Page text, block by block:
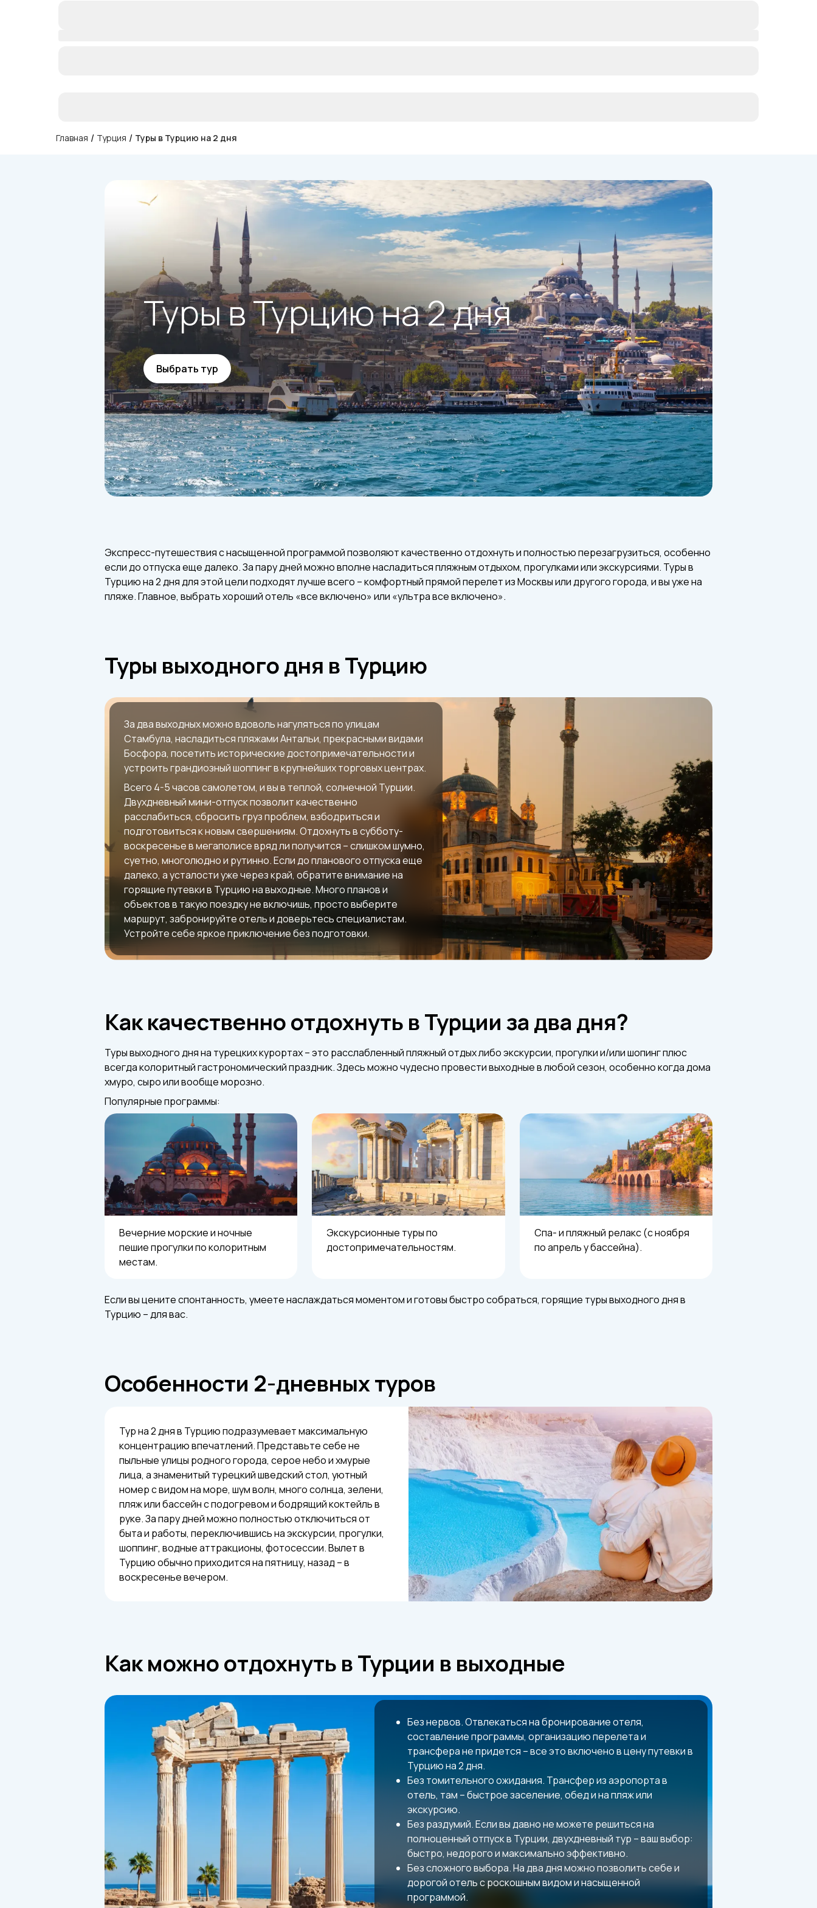
Главная / Турция / Туры в Турцию на 2 дня
Туры в Турцию на 2 дня
Выбрать тур
Экспресс-путешествия с насыщенной программой позволяют качественно отдохнуть и полностью перезагрузиться, особенно
если до отпуска еще далеко. За пару дней можно вполне насладиться пляжным отдыхом, прогулками или экскурсиями. Туры в
Турцию на 2 дня для этой цели подходят лучше всего – комфортный прямой перелет из Москвы или другого города, и вы уже на
пляже. Главное, выбрать хороший отель «все включено» или «ультра все включено».
Туры выходного дня в Турцию
За два выходных можно вдоволь нагуляться по улицам
Стамбула, насладиться пляжами Антальи, прекрасными видами
Босфора, посетить исторические достопримечательности и
устроить грандиозный шоппинг в крупнейших торговых центрах.
Всего 4-5 часов самолетом, и вы в теплой, солнечной Турции.
Двухдневный мини-отпуск позволит качественно
расслабиться, сбросить груз проблем, взбодриться и
подготовиться к новым свершениям. Отдохнуть в субботу-
воскресенье в мегаполисе вряд ли получится – слишком шумно,
суетно, многолюдно и рутинно. Если до планового отпуска еще
далеко, а усталости уже через край, обратите внимание на
горящие путевки в Турцию на выходные. Много планов и
объектов в такую поездку не включишь, просто выберите
маршрут, забронируйте отель и доверьтесь специалистам.
Устройте себе яркое приключение без подготовки.
Как качественно отдохнуть в Турции за два дня?
Туры выходного дня на турецких курортах – это расслабленный пляжный отдых либо экскурсии, прогулки и/или шопинг плюс
всегда колоритный гастрономический праздник. Здесь можно чудесно провести выходные в любой сезон, особенно когда дома
хмуро, сыро или вообще морозно.
Популярные программы:
Вечерние морские и ночные
пешие прогулки по колоритным
местам.
Экскурсионные туры по
достопримечательностям.
Спа- и пляжный релакс (с ноября
по апрель у бассейна).
Если вы цените спонтанность, умеете наслаждаться моментом и готовы быстро собраться, горящие туры выходного дня в
Турцию – для вас.
Особенности 2-дневных туров
Тур на 2 дня в Турцию подразумевает максимальную
концентрацию впечатлений. Представьте себе не
пыльные улицы родного города, серое небо и хмурые
лица, а знаменитый турецкий шведский стол, уютный
номер с видом на море, шум волн, много солнца, зелени,
пляж или бассейн с подогревом и бодрящий коктейль в
руке. За пару дней можно полностью отключиться от
быта и работы, переключившись на экскурсии, прогулки,
шоппинг, водные аттракционы, фотосессии. Вылет в
Турцию обычно приходится на пятницу, назад – в
воскресенье вечером.
Как можно отдохнуть в Турции в выходные
Без нервов. Отвлекаться на бронирование отеля,
составление программы, организацию перелета и
трансфера не придется – все это включено в цену путевки в
Турцию на 2 дня.
Без томительного ожидания. Трансфер из аэропорта в
отель, там – быстрое заселение, обед и на пляж или
экскурсию.
Без раздумий. Если вы давно не можете решиться на
полноценный отпуск в Турции, двухдневный тур – ваш выбор:
быстро, недорого и максимально эффективно.
Без сложного выбора. На два дня можно позволить себе и
дорогой отель с роскошным видом и насыщенной
программой.